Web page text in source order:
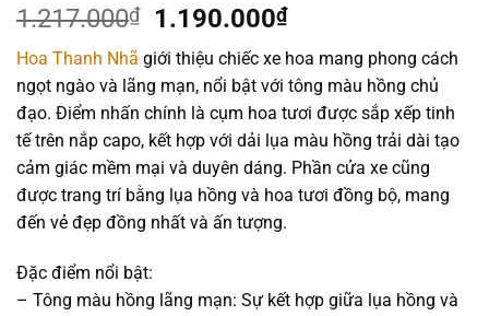
1.217.000₫
Giá
gốc
là:
1.217.000₫.
1.190.000₫Giá
hiện
tại
là:
1.190.000₫.
Hoa Thanh Nhã giới thiệu chiếc xe hoa mang phong cách
ngọt ngào và lãng mạn, nổi bật với tông màu hồng chủ
đạo. Điểm nhấn chính là cụm hoa tươi được sắp xếp tinh
tế trên nắp capo, kết hợp với dải lụa màu hồng trải dài tạo
cảm giác mềm mại và duyên dáng. Phần cửa xe cũng
được trang trí bằng lụa hồng và hoa tươi đồng bộ, mang
đến vẻ đẹp đồng nhất và ấn tượng.
Đặc điểm nổi bật:
– Tông màu hồng lãng mạn: Sự kết hợp giữa lụa hồng và